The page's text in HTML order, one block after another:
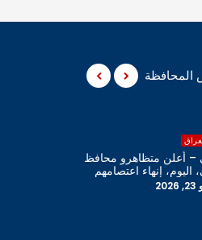
المثنى – أعلن المحافظة
– أعلن متظاهرو محافظ
اليوم، إنهاء اعتصامهم
رئيس مجلس المحافظة